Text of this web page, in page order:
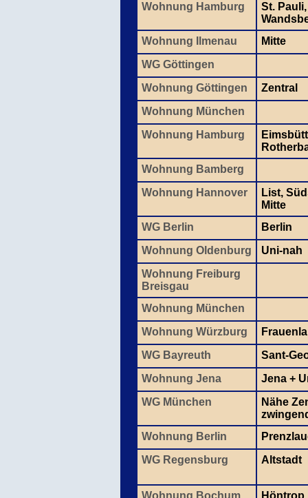
Wohnung Hamburg
St.
Wohnung Ilmenau
Mitte
WG Göttingen
Wohnung Göttingen
Zentral
Wohnung München
Wohnung Hamburg
Wohnung Bamberg
Wohnung Hannover
List,
Mitte
WG Berlin
Berlin
Wohnung Oldenburg
Uni-nah
Wohnung Freiburg
Breisgau
Wohnung München
Wohnung Würzburg
WG Bayreuth
Sant-
Wohnung Jena
Jena +
WG München
Nähe
Wohnung Berlin
WG Regensburg
Altstadt
Wohnung Bochum
Höntrop